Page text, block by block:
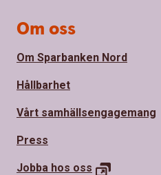
Om oss
Om Sparbanken Nord
Hållbarhet
Vårt samhällsengagemang
Press
Jobba hos oss